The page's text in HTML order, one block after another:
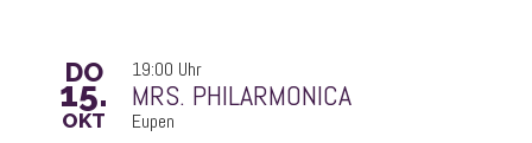
DO
15.
OKT
19:00 Uhr
MRS. PHILARMONICA
Eupen